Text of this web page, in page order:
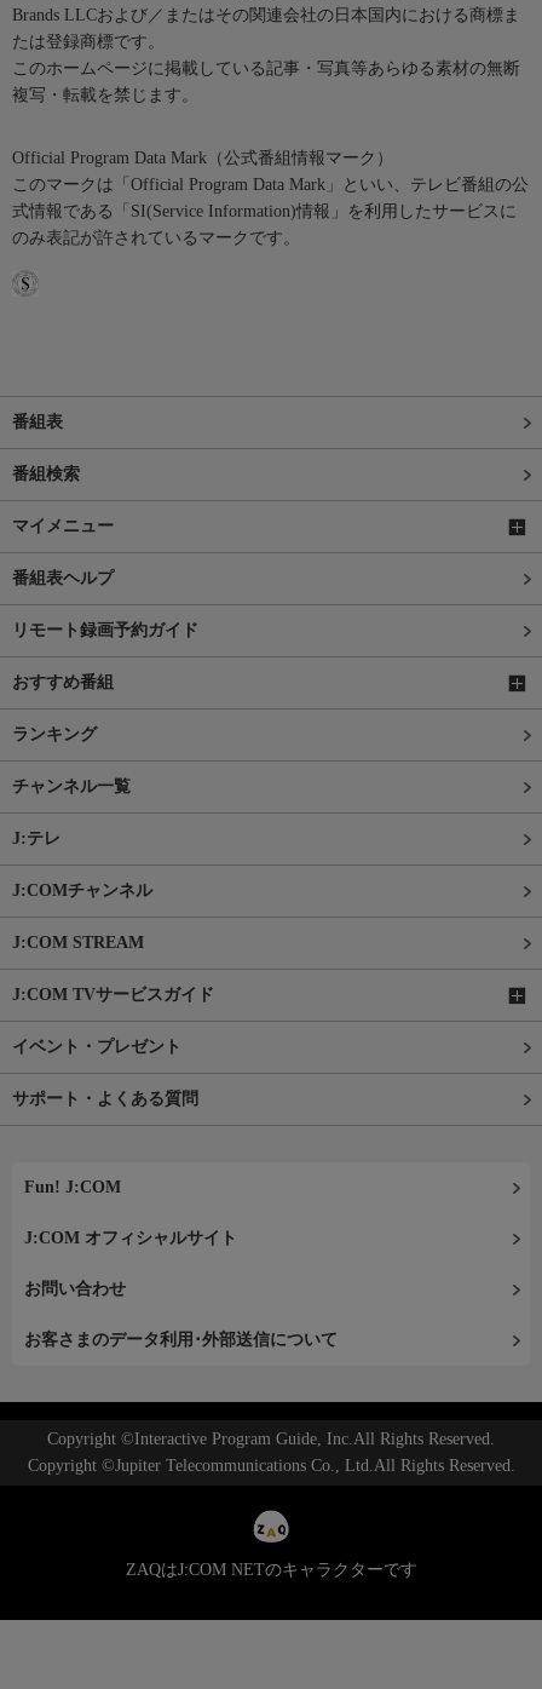
Brands LLCおよび／またはその関連会社の日本国内における商標ま
たは登録商標です。
このホームページに掲載している記事・写真等あらゆる素材の無断
複写・転載を禁じます。
Official Program Data Mark（公式番組情報マーク）
このマークは「Official Program Data Mark」といい、テレビ番組の公
式情報である「SI(Service Information)情報」を利用したサービスに
のみ表記が許されているマークです。
番組表
番組検索
マイメニュー
番組表ヘルプ
リモート録画予約ガイド
おすすめ番組
ランキング
チャンネル一覧
J:テレ
J:COMチャンネル
J:COM STREAM
J:COM TVサービスガイド
イベント・プレゼント
サポート・よくある質問
Fun! J:COM
J:COM オフィシャルサイト
お問い合わせ
お客さまのデータ利用･外部送信について
Copyright ©Interactive Program Guide, Inc.All Rights Reserved.
Copyright ©Jupiter Telecommunications Co., Ltd.All Rights Reserved.
ZAQはJ:COM NETのキャラクターです